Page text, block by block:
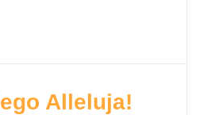
Alleluja!